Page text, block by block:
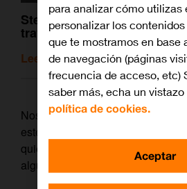
Steven Spielberg, la
través de sus géneros
Leer artículo relacionado
Nosotros también queremos
este genio de las imágenes. Que
quien no se le hayan puesto los
alguna de estas
míticas escenas
para analizar cómo utilizas
personalizar los
que te mostramos en base
de navegación (páginas
frecuencia de acceso, etc)
saber más, echa un vistazo
política de cookies.
Aceptar